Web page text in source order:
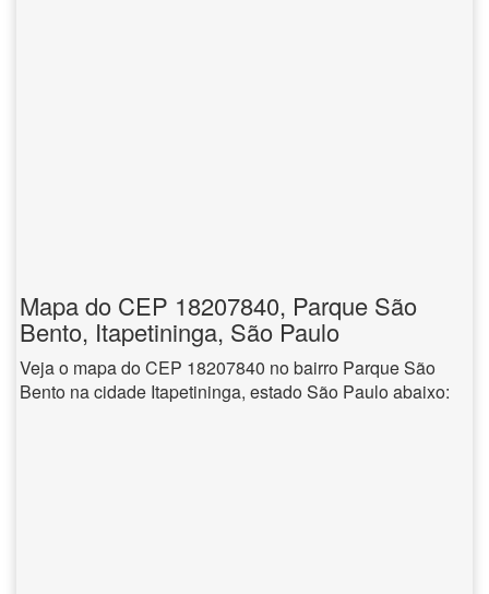
Mapa do CEP 18207840, Parque São
Bento, Itapetininga, São Paulo
Veja o mapa do CEP 18207840 no bairro Parque São
Bento na cidade Itapetininga, estado São Paulo abaixo: